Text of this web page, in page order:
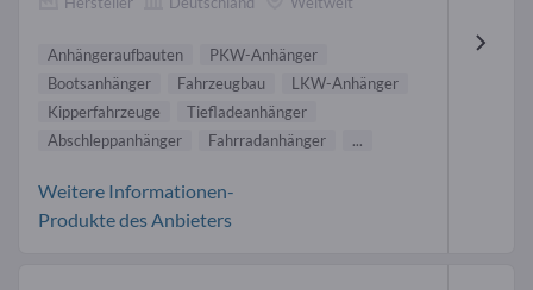
Anhängeraufbauten
PKW-Anhänger
Bootsanhänger
Fahrzeugbau
LKW-Anhänger
Kipperfahrzeuge
Tiefladeanhänger
Abschleppanhänger
Fahrradanhänger ...
Weitere Informationen-
Produkte des Anbieters